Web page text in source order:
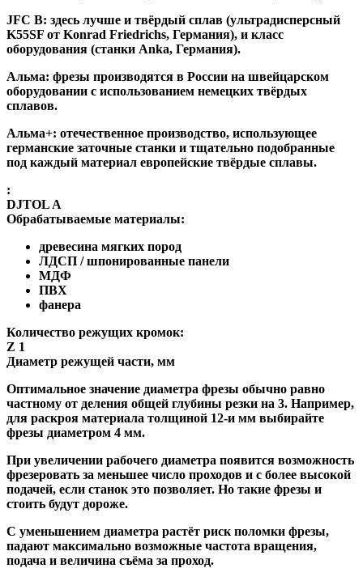
JFC B: здесь лучше и твёрдый сплав (ультрадисперсный
K55SF от Konrad Friedrichs, Германия), и класс
оборудования (станки Anka, Германия).
Альма: фрезы производятся в России на швейцарском
оборудовании с использованием немецких твёрдых
сплавов.
Альма+: отечественное производство, использующее
германские заточные станки и тщательно подобранные
под каждый материал европейские твёрдые сплавы.
:
DJTOL A
Обрабатываемые материалы:
древесина мягких пород
ЛДСП / шпонированные панели
МДФ
ПВХ
фанера
Количество режущих кромок:
Z 1
Диаметр режущей части, мм
Оптимальное значение диаметра фрезы обычно равно
частному от деления общей глубины резки на 3. Например,
для раскроя материала толщиной 12-и мм выбирайте
фрезы диаметром 4 мм.
При увеличении рабочего диаметра появится возможность
фрезеровать за меньшее число проходов и с более высокой
подачей, если станок это позволяет. Но такие фрезы и
стоить будут дороже.
С уменьшением диаметра растёт риск поломки фрезы,
падают максимально возможные частота вращения,
подача и величина съёма за проход.